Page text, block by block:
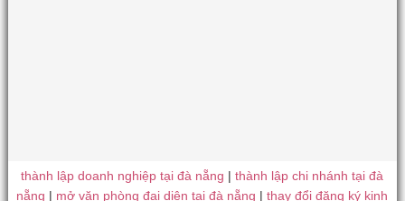
thành lập doanh nghiệp tại đà nẵng |thành lập chi nhánh tại đà
nẵng | mở văn phòng đại diện tại đà nẵng |thay đổi đăng ký kinh